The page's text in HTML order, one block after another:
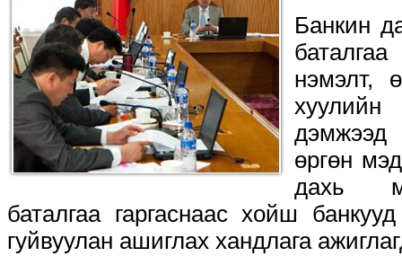
Банкин
нэмэлт,
өргөн
дахь
баталгаа гаргаснаас хойш
гуйвуулан ашиглах хандлага